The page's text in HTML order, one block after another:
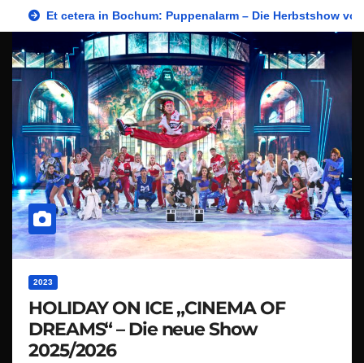
Et cetera in Bochum: Puppenalarm – Die Herbstshow
2023
HOLIDAY ON ICE „CINEMA OF
DREAMS“ – Die neue Show
2025/2026